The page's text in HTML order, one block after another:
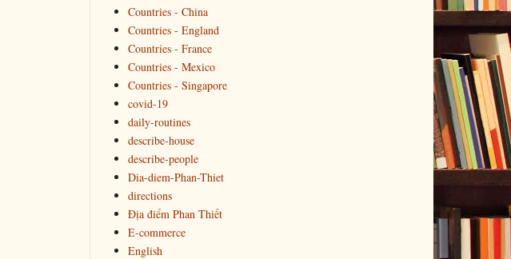
Countries - China
Countries - England
Countries - France
Countries - Mexico
Countries - Singapore
covid-19
daily-routines
describe-house
describe-people
Dia-diem-Phan-Thiet
directions
Địa điểm Phan Thiết
E-commerce
English